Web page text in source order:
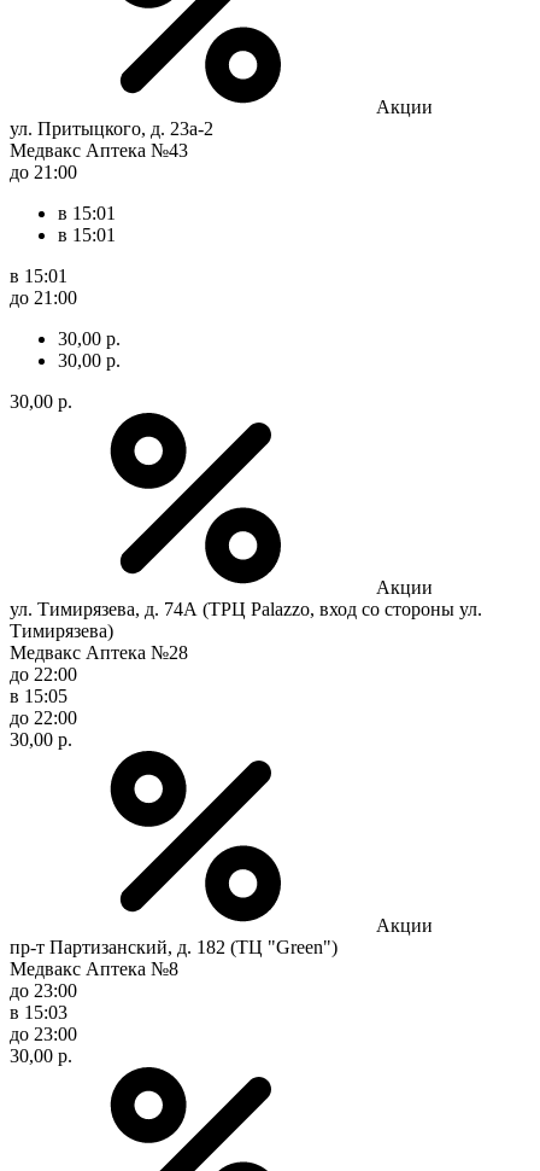
Акции
ул. Притыцкого, д. 23а-2
Медвакс Аптека №43
до 21:00
в 15:01
в 15:01
в 15:01
до 21:00
30,00 р.
30,00 р.
30,00 р.
Акции
ул. Тимирязева, д. 74А (ТРЦ Palazzo, вход со стороны ул.
Тимирязева)
Медвакс Аптека №28
до 22:00
в 15:05
до 22:00
30,00 р.
Акции
пр-т Партизанский, д. 182 (ТЦ "Green")
Медвакс Аптека №8
до 23:00
в 15:03
до 23:00
30,00 р.